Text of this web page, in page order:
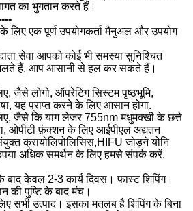
का भुगतान करते हैं।
लिए एक पूर्ण उपयोगकर्ता मैनुअल और उपयोग
सेवा आपको कोई भी समस्या सुनिश्चित
हैं, आप आसानी से हल कर सकते हैं।
जैसे लोगो, ऑपरेटिंग सिस्टम पृष्ठभूमि,
यह प्राप्त करने के लिए आसान होगा.
लिए, जैसे कि याग लेजर 755nm मधुमक्खी के छत्ते
ओपीटी फ़ंक्शन के लिए आईपीएल अद्यतन
क्रायोलिपोलिसिस,HIFU जोड़ने योनि
अधिक समर्थन के लिए हमसे संपर्क करें.
बाद केवल 2-3 कार्य दिवस। फास्ट शिपिंग।
की पुष्टि के बाद मंच।
सभी उत्पाद। इसका मतलब है शिपिंग के बिना